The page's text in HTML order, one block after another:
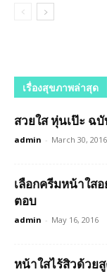
เรื่องสุขภาพล่าสุด
สวยใส หุ่นเป๊ะ ฉ
admin - March 30, 2016
เลือกครีมหน้าใส
ตอบ
admin - May 16, 2016
หน้าใสไร้สิวด้วย